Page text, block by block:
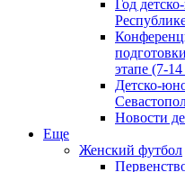
Год
этапе (7-
Детско-
Новости
Еще
Женский футбол